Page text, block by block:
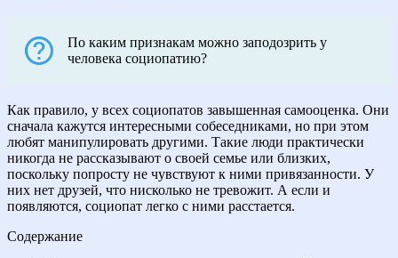
По каким признакам можно заподозрить у
человека социопатию?
Как правило, у всех социопатов завышенная самооценка. Они
сначала кажутся интересными собеседниками, но при этом
любят манипулировать другими. Такие люди практически
никогда не рассказывают о своей семье или близких,
поскольку попросту не чувствуют к ними привязанности. У
них нет друзей, что нисколько не тревожит. А если и
появляются, социопат легко с ними расстается.
Содержание